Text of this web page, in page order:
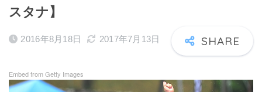
スタナ】
2016年8月18日 2017年7月13日
Embed from Getty Images